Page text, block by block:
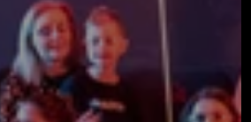
Contáctanos
saber
de ti.